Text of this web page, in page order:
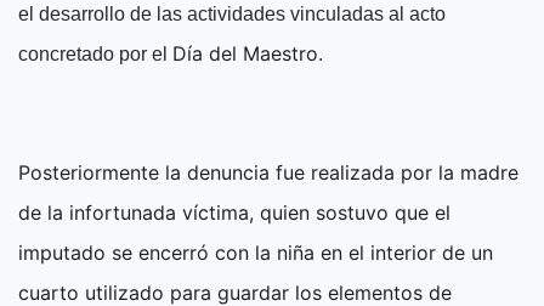
el desarrollo de las actividades vinculadas al acto
concretado por el Día del Maestro.
Posteriormente la denuncia fue realizada por la madre
de la infortunada víctima, quien sostuvo que el
imputado se encerró con la niña en el interior de un
cuarto utilizado para guardar los elementos de